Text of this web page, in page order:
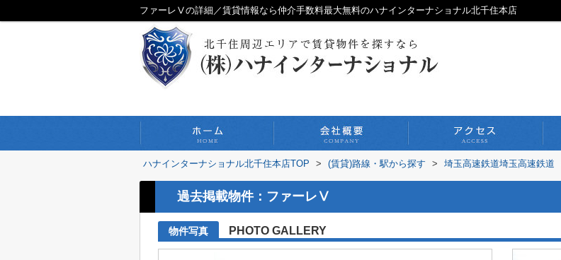
ファーレⅤの詳細／賃貸情報なら仲介手数料最大無料のハナインターナショナル北千住本店
ハナインターナショナル北千住本店TOP > (賃貸)路線・駅から探す > 埼玉高速鉄道埼玉高速鉄道
過去掲載物件：ファーレⅤ
物件写真 PHOTO GALLERY